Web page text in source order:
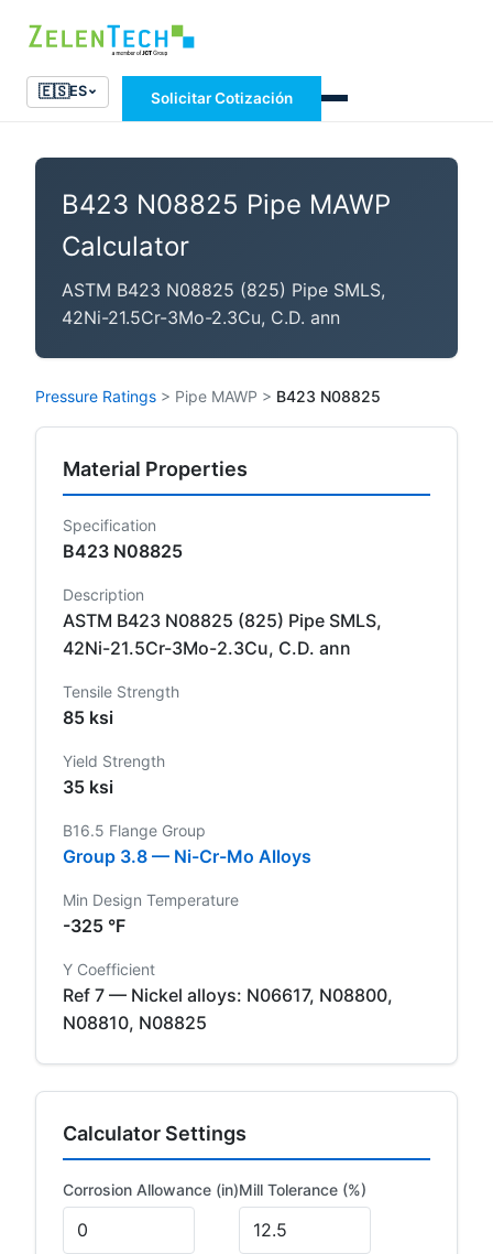
🇪🇸ES Solicitar Cotización
B423 N08825 Pipe MAWP
Calculator
ASTM B423 N08825 (825) Pipe SMLS,
42Ni-21.5Cr-3Mo-2.3Cu, C.D. ann
Pressure Ratings > Pipe MAWP > B423 N08825
Material Properties
Specification
B423 N08825
Description
ASTM B423 N08825 (825) Pipe SMLS,
42Ni-21.5Cr-3Mo-2.3Cu, C.D. ann
Tensile Strength
85 ksi
Yield Strength
35 ksi
B16.5 Flange Group
Group 3.8 — Ni-Cr-Mo Alloys
Min Design Temperature
-325 °F
Y Coefficient
Ref 7 — Nickel alloys: N06617, N08800,
N08810, N08825
Calculator Settings
Corrosion Allowance (in)Mill Tolerance (%)